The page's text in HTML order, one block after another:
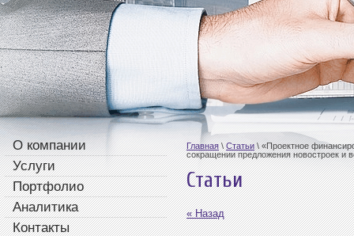
О компании
Услуги
Портфолио
Аналитика
Контакты
Главная \ Статьи \ «Проектное
сокращении предложения новостроек и
Статьи
« Назад